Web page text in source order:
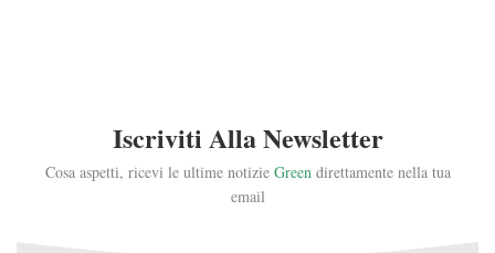
Iscriviti Alla Newsletter
Cosa aspetti, ricevi le ultime notizie Greendirettamente nella tua
email